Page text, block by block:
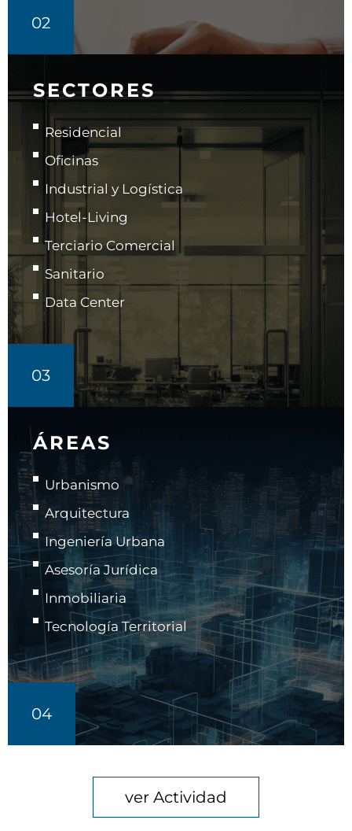
02
SECTORES
Residencial
Oficinas
Industrial y Logística
Hotel-Living
Terciario Comercial
Sanitario
Data Center
03
ÁREAS
Urbanismo
Arquitectura
Ingeniería Urbana
Asesoría Jurídica
Inmobiliaria
Tecnología Territorial
04
ver Actividad